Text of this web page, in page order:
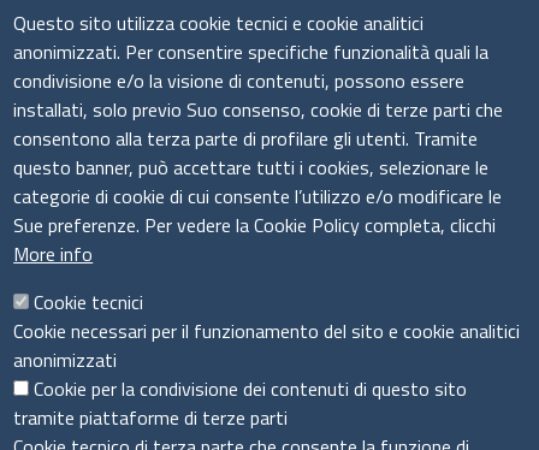
Seguici su
Il sistema camerale
Questo sito utilizza cookie tecnici e cookie analitici
anonimizzati. Per consentire specifiche funzionalità quali la
condivisione e/o la visione di contenuti, possono essere
installati, solo previo Suo consenso, cookie di terze parti che
consentono alla terza parte di profilare gli utenti. Tramite
questo banner, può accettare tutti i cookies, selezionare le
categorie di cookie di cui consente l’utilizzo e/o modificare le
Sue preferenze. Per vedere la Cookie Policy completa, clicchi
More info
Cookie tecnici
Cookie necessari per il funzionamento del sito e cookie analitici
anonimizzati
Cookie per la condivisione dei contenuti di questo sito
tramite piattaforme di terze parti